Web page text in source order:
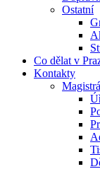
Ostatní
Co dělat v
Kontakty